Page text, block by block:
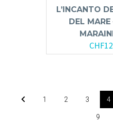
L’INCANTO
DEL MARE
CHF
1 2 3 4
9